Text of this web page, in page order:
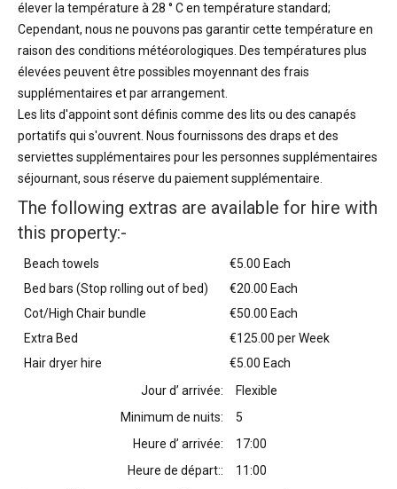
élever la température à 28 ° C en température standard;
Cependant, nous ne pouvons pas garantir cette température en
raison des conditions météorologiques. Des températures plus
élevées peuvent être possibles moyennant des frais
supplémentaires et par arrangement.
Les lits d'appoint sont définis comme des lits ou des canapés
portatifs qui s'ouvrent. Nous fournissons des draps et des
serviettes supplémentaires pour les personnes supplémentaires
séjournant, sous réserve du paiement supplémentaire.
The following extras are available for hire with
this property:-
Beach towels
€5.00 Each
Bed bars (Stop rolling out of bed)
€20.00 Each
Cot/High Chair bundle
€50.00 Each
Extra Bed
€125.00 per Week
Hair dryer hire
€5.00 Each
Jour d’ arrivée:
Flexible
Minimum de nuits:
5
Heure d’ arrivée:
17:00
Heure de départ::
11:00